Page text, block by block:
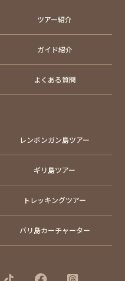
ツアー紹介
ガイド紹介
よくある質問
レンボンガン島ツアー
ギリ島ツアー
トレッキングツアー
バリ島カーチャーター